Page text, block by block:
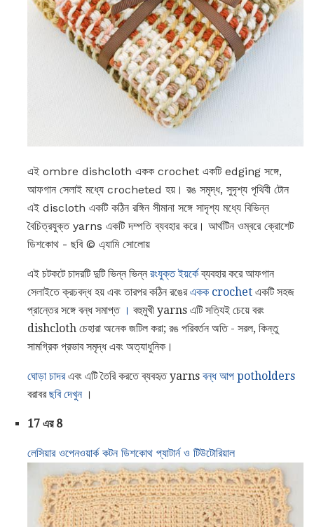
এই ombre dishcloth একক crochet একটি edging সঙ্গে,
আফগান সেলাই মধ্যে crocheted হয়। রঙ সমৃদ্ধ, সুদৃশ্য পৃথিবী টোন
এই discloth একটি কঠিন রঙ্গিন সীমানা সঙ্গে সাদৃশ্য মধ্যে বিভিন্ন
বৈচিত্রযুক্ত yarns একটি দম্পতি ব্যবহার করে। আর্থটিন ওম্বরে ক্রোশেট
ডিশকোথ - ছবি © এ্যামি সোলোয়
এই চটকটে চাদরটি দুটি ভিন্ন ভিন্ন রংযুক্ত ইয়র্কেব্যবহার করে আফগান
সেলাইতে ক্রচবদ্ধ হয় এবং তারপর কঠিন রঙেরএকক crochet একটি সহজ
প্রান্তের সঙ্গে বন্ধ সমাপ্ত । বহুমুখী yarns এটি সত্যিই চেয়ে বরং
dishcloth চেহারা অনেক জটিল করা; রঙ পরিবর্তন অতি - সরল, কিন্তু
সামগ্রিক প্রভাব সমৃদ্ধ এবং অত্যাধুনিক।
ঘোড়া চাদরএবং এটি তৈরি করতে ব্যবহৃত yarns বন্ধ আপ potholders
বরাবরছবি দেখুন।
17 এর 8
লেসিয়ার ওপেনওয়ার্ক কটন ডিশকোথ প্যাটার্ন ও টিউটোরিয়াল